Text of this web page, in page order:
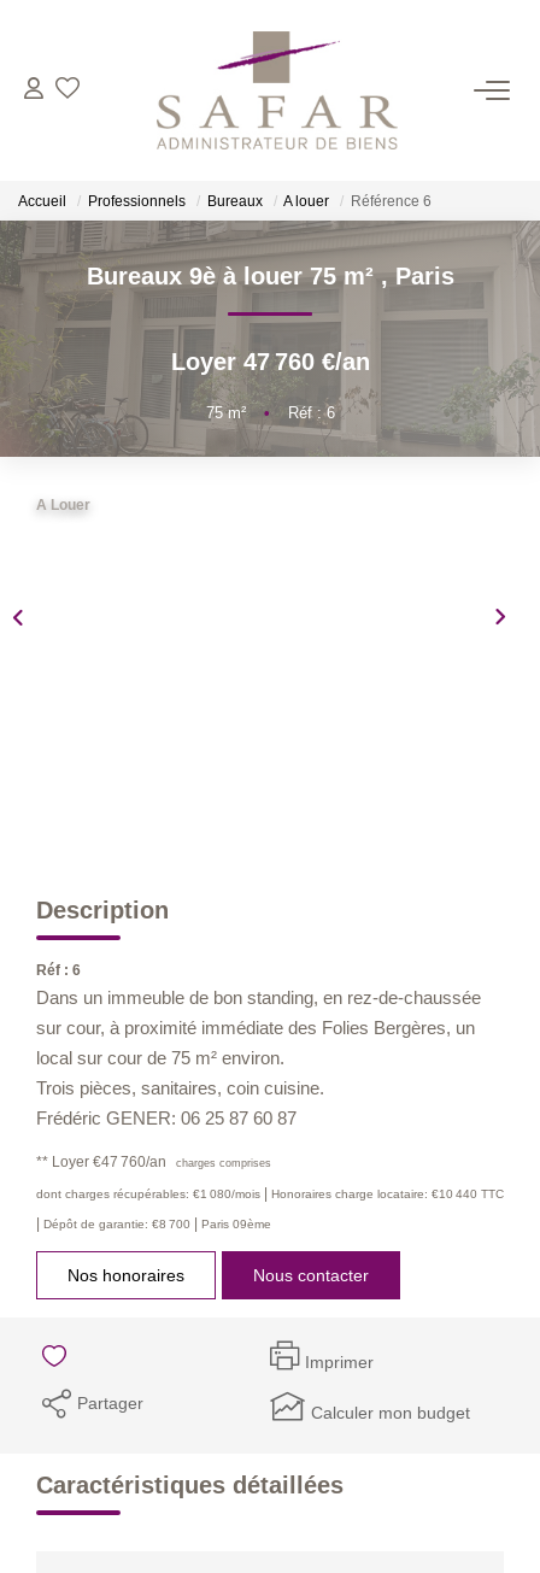
NOS CABINETS
Safar
Cadot Beauplet – Safar
Gescofim - Finorgest Aulnay
Nous Rejoindre
Accueil Professionnels Bureaux A louer Référence 6
Bureaux 9è à louer 75 m², Paris
Loyer 47 760 €/an
75m² • Réf : 6
A Louer
Description
Réf : 6
Dans un immeuble de bon standing, en rez-de-chaussée
sur cour, à proximité immédiate des Folies Bergères, un
local sur cour de 75 m² environ.
Trois pièces, sanitaires, coin cuisine.
Frédéric GENER: 06 25 87 60 87
** Loyer €47 760/an charges comprises
dont charges récupérables: €1 080/mois | Honoraires charge locataire: €10 440 TTC
| Dépôt de garantie: €8 700 | Paris 09ème
Nos honoraires Nous contacter
Imprimer
Partager Calculer mon budget
Caractéristiques détaillées